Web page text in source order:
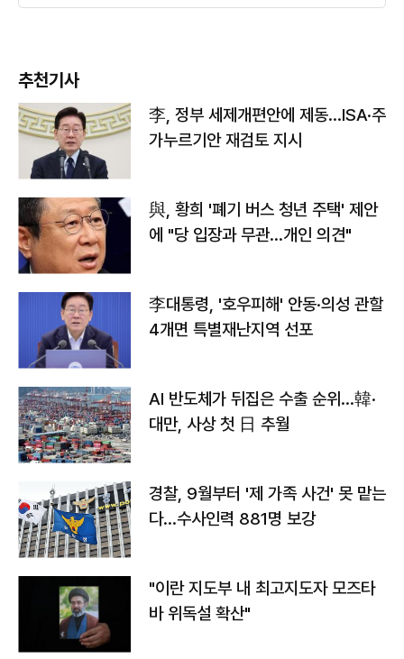
추천기사
李, 정부 세제개편안에 제동…ISA·주
가누르기안 재검토 지시
與, 황희 '폐기 버스 청년 주택' 제안
에 "당 입장과 무관…개인 의견"
李대통령, '호우피해' 안동·의성 관할
4개면 특별재난지역 선포
AI 반도체가 뒤집은 수출 순위…韓·
대만, 사상 첫 日 추월
경찰, 9월부터 '제 가족 사건' 못 맡는
다…수사인력 881명 보강
"이란 지도부 내 최고지도자 모즈타
바 위독설 확산"